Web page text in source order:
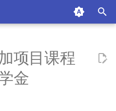
项目课程
金